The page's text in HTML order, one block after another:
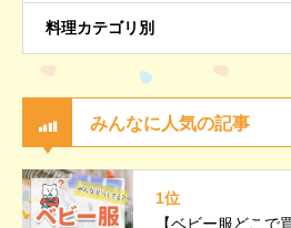
料理カテゴリ別
みんなに人気の記事
1位
【ベビー服どこで